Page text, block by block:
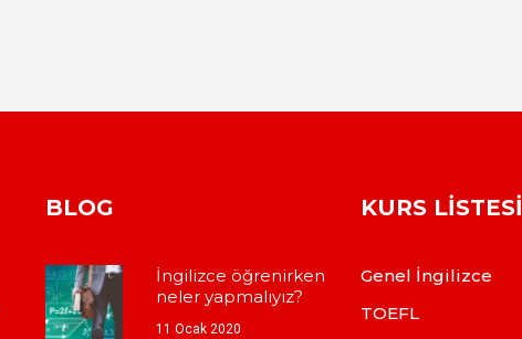
BLOG
İngilizce öğrenirken
neler yapmalıyız?
11 Ocak 2020
KURS LISTESI
Genel İngilizce
TOEFL